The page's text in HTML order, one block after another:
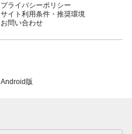
プライバシーポリシー
サイト利用条件・推奨環境
お問い合わせ
Android版